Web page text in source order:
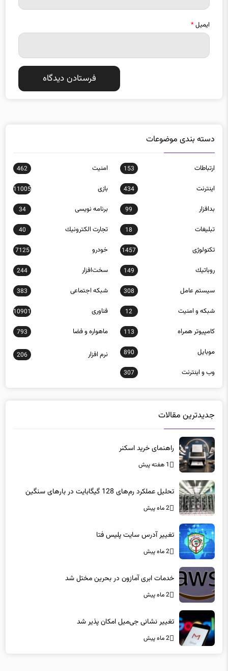
ایمیل*
دسته بندی موضوعات
ارتباطات 153 امنيت 462
اينترنت 434 بازی 11005
بدافزار 99 برنامه نويسی 34
تبلیغات 18 تجارت الكترونيك 40
تکنولوژی 1457 خودرو 7125
روباتيك 149 سخت‌افزار 244
سيستم عامل 308 شبكه اجتماعی 383
شبكه و امنيت 12 فناوری 10901
كامپيوتر همراه 113 ماهواره و فضا 793
موبايل 890 نرم افزار 206
وب و اينترنت 307
جدیدترین مقالات
راهنمای خرید اسکنر
1 هفته پیش
تحلیل عملکرد رم‌های 128 گیگابایت در بارهای سنگین
2 ماه پیش
تغییر آدرس سایت پلیس فتا
2 ماه پیش
خدمات ابری آمازون در بحرین مختل شد
2 ماه پیش
تغییر نشانی جی‌میل امکان پذیر شد
2 ماه پیش